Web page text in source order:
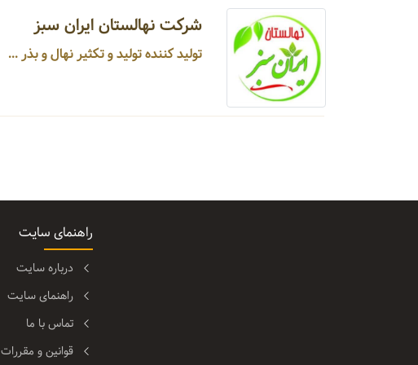
شرکت نهالستان ایران سبز
تولید کننده تولید و تکثیر نهال و بذر ...
راهنمای سایت
درباره سایت
راهنمای سایت
تماس با ما
قوانین و مقررات